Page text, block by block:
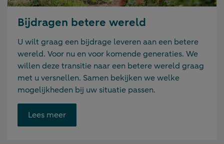
Bijdragen betere wereld
U wilt graag een bijdrage leveren aan een betere
wereld. Voor nu en voor komende generaties. We
willen deze transitie naar een betere wereld graag
met u versnellen. Samen bekijken we welke
mogelijkheden bij uw situatie passen.
Lees meerOpent
link